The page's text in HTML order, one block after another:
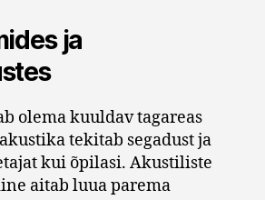
ja
olema kuuldav tagareas
tekitab segadust ja
kui õpilasi. Akustiliste
aitab luua parema